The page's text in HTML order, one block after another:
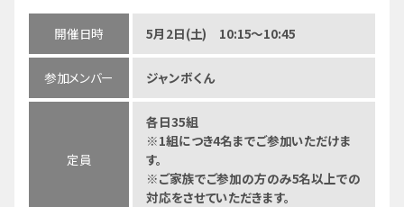
開催日時 5月2日(土) 10:15～10:45
参加メンバー ジャンボくん
定員
各日35組
※1組につき4名までご参加いただけま
す。
※ご家族でご参加の方のみ5名以上での
対応をさせていただきます。